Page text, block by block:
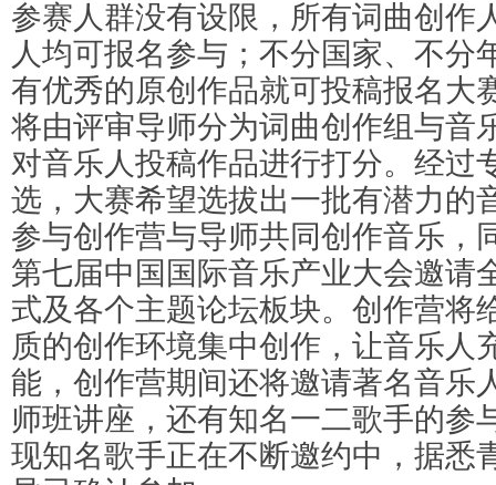
参赛人群没有设限，所有词曲创作
人均可报名参与；不分国家、不分
有优秀的原创作品就可投稿报名大
将由评审导师分为词曲创作组与音
对音乐人投稿作品进行打分。经过
选，大赛希望选拔出一批有潜力的
参与创作营与导师共同创作音乐，
第七届中国国际音乐产业大会邀请
式及各个主题论坛板块。创作营将
质的创作环境集中创作，让音乐人
能，创作营期间还将邀请著名音乐
师班讲座，还有知名一二歌手的参
现知名歌手正在不断邀约中，据悉